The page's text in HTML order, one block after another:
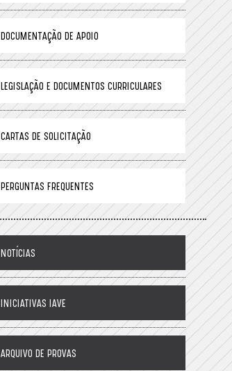
DOCUMENTAÇÃO DE APOIO
LEGISLAÇÃO E DOCUMENTOS CURRICULARES
CARTAS DE SOLICITAÇÃO
PERGUNTAS FREQUENTES
NOTÍCIAS
INICIATIVAS IAVE
ARQUIVO DE PROVAS